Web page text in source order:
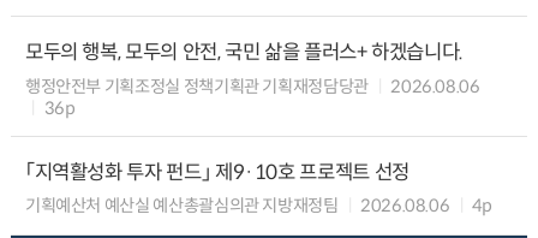
모두의 행복, 모두의 안전, 국민 삶을 플러스+ 하겠습니다.
행정안전부 기획조정실 정책기획관 기획재정담당관
2026.08.06
36p
「지역활성화 투자 펀드」 제9·10호 프로젝트 선정
기획예산처 예산실 예산총괄심의관 지방재정팀 2026.08.06 4p